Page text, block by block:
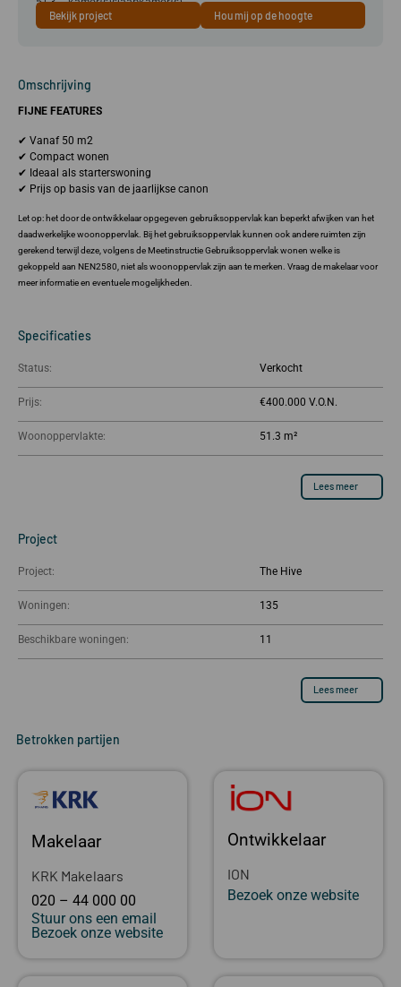
Bekijk project Hou mij op de hoogte
Omschrijving
FIJNE FEATURES
✔ Vanaf 50 m2
✔ Compact wonen
✔ Ideaal als starterswoning
✔ Prijs op basis van de jaarlijkse canon
Let op: het door de ontwikkelaar opgegeven gebruiksoppervlak kan beperkt afwijken van het
daadwerkelijke woonoppervlak. Bij het gebruiksoppervlak kunnen ook andere ruimten zijn
gerekend terwijl deze, volgens de Meetinstructie Gebruiksoppervlak wonen welke is
gekoppeld aan NEN2580, niet als woonoppervlak zijn aan te merken. Vraag de makelaar voor
meer informatie en eventuele mogelijkheden.
Specificaties
Status: Verkocht
Prijs: €400.000
Woonoppervlakte: 51.3 m²
Lees meer
Project
Project: The Hive
Woningen: 135
Beschikbare woningen: 11
Lees meer
Betrokken partijen
Makelaar
KRK Makelaars
020 – 44 000 00
Stuur ons een email
Bezoek onze website
Ontwikkelaar
ION
Bezoek onze website